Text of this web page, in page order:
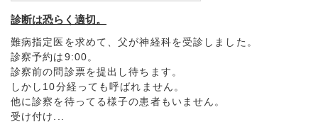
診断は恐らく適切。
難病指定医を求めて、父が神経科を受診しました。
診察予約は9:00。
診察前の問診票を提出し待ちます。
しかし10分経っても呼ばれません。
他に診察を待ってる様子の患者もいません。
受け付け...